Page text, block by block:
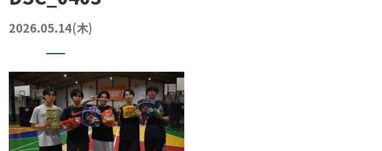
2026.05.14(木)